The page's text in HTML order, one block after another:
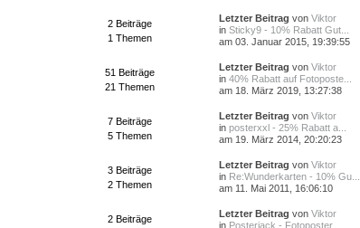
2 Beiträge
1 Themen
Letzter Beitrag vonViktor
inSticky9 - 10% Rabatt Gut...
am 03. Januar 2015, 19:39:55
51 Beiträge
21 Themen
Letzter Beitrag vonViktor
in40% Rabatt auf Fotoposte...
am 18. März 2019, 13:27:38
7 Beiträge
5 Themen
Letzter Beitrag vonViktor
inposterxxl - 25% Rabatt a...
am 19. März 2014, 20:20:23
3 Beiträge
2 Themen
Letzter Beitrag vonViktor
in Re:Wunderkarten - 10% Gu...
am 11. Mai 2011, 16:06:10
2 Beiträge
Letzter Beitrag vonViktor
in Posterjack - Fotoposter ...